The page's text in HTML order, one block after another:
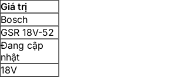
Giá trị
Bosch
GSR 18V-52
Đang cập
nhật
18V